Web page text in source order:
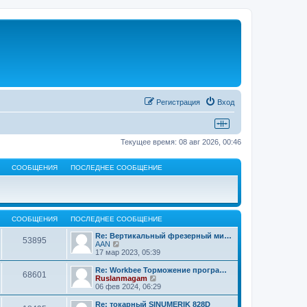
Вход
Регистрация
Текущее время: 08 авг 2026, 00:46
СООБЩЕНИЯ ПОСЛЕДНЕЕ СООБЩЕНИЕ
СООБЩЕНИЯ ПОСЛЕДНЕЕ СООБЩЕНИЕ
53895
Re: Вертикальный фрезерный ми…
AAN
е
р
е
й
т
17 мар 2023, 05:39
68601
Re: Workbee Торможение програ…
Ruslanmagam
е
р
е
06 фев 2024, 06:29
Re: токарный SINUMERIK 828D